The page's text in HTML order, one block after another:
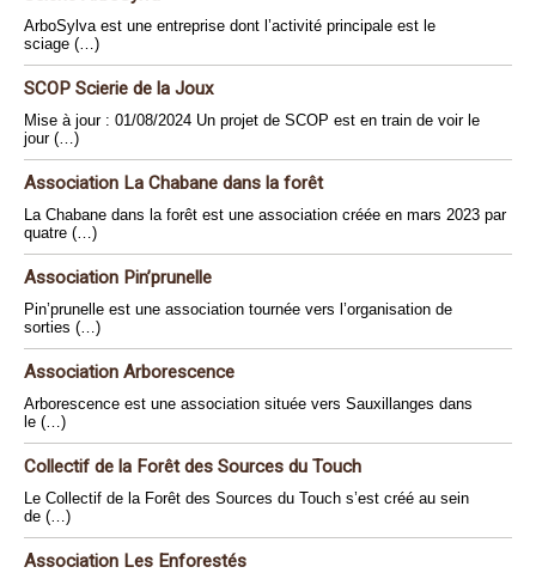
ArboSylva est une entreprise dont l’activité principale est le
sciage (…)
SCOP Scierie de la Joux
Mise à jour : 01/08/2024 Un projet de SCOP est en train de voir le
jour (…)
Association La Chabane dans la forêt
La Chabane dans la forêt est une association créée en mars 2023 par
quatre (…)
Association Pin’prunelle
Pin’prunelle est une association tournée vers l’organisation de
sorties (…)
Association Arborescence
Arborescence est une association située vers Sauxillanges dans
le (…)
Collectif de la Forêt des Sources du Touch
Le Collectif de la Forêt des Sources du Touch s’est créé au sein
de (…)
Association Les Enforestés